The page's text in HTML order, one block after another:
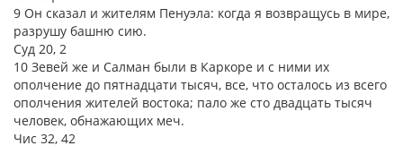
9 Он сказал и жителям Пенуэла: когда я возвращусь в мире,
разрушу башню сию.
Суд 20, 2
10 Зевей же и Салман были в Каркоре и с ними их
ополчение до пятнадцати тысяч, все, что осталось из всего
ополчения жителей востока; пало же сто двадцать тысяч
человек, обнажающих меч.
Чис 32, 42